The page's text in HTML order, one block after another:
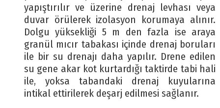
yapıştırılır ve üzerine drenaj levhası veya
duvar örülerek izolasyon korumaya alınır.
Dolgu yüksekliği 5 m den fazla ise araya
granül mıcır tabakası içinde drenaj boruları
ile bir su drenajı daha yapılır. Drene edilen
su gene akar kot kurtardığı taktirde tabi hali
ile, yoksa tabandaki drenaj kuyularına
intikal ettirilerek deşarj edilmesi sağlanır.